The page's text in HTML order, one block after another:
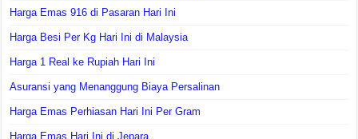
Harga Emas 916 di Pasaran Hari Ini
Harga Besi Per Kg Hari Ini di Malaysia
Harga 1 Real ke Rupiah Hari Ini
Asuransi yang Menanggung Biaya Persalinan
Harga Emas Perhiasan Hari Ini Per Gram
Harga Emas Hari Ini di Jepara